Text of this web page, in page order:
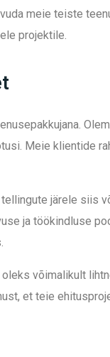
meie teiste
projektile.
Meie klientide
järele siis
ja töökindluse
võimalikult
et teie